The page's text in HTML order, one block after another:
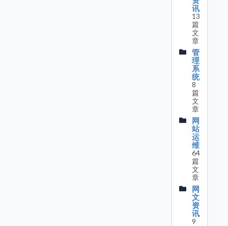
讯
13
篇
文
章
管
理
系
统
8
篇
文
章
网
站
运
维
64
篇
文
章
网
文
资
讯
9